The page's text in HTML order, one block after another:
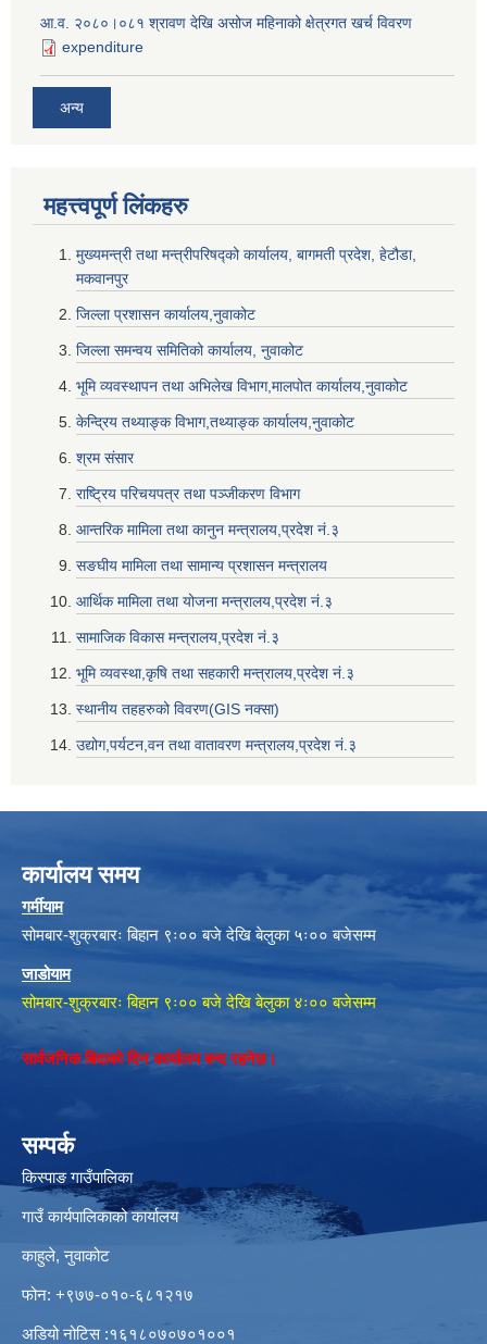
आ.व. २०८०।०८१ श्रावण देखि असोज महिनाको क्षेत्रगत खर्च विवरण
expenditure
अन्य
महत्त्वपूर्ण लि‌ंकहरु
मुख्यमन्त्री तथा मन्त्रीपरिषद्को कार्यालय, बागमती प्रदेश, हेटौडा,
मकवानपुर
जिल्ला प्रशासन कार्यालय,नुवाकोट
जिल्ला समन्वय समितिको कार्यालय, नुवाकोट
भूमि व्यवस्थापन तथा अभिलेख विभाग,मालपोत कार्यालय,नुवाकोट
केन्द्रिय तथ्याङ्क विभाग,तथ्याङ्क कार्यालय,नुवाकोट
श्रम संसार
राष्ट्रिय परिचयपत्र तथा पञ्जीकरण विभाग
आन्तरिक मामिला तथा कानुन मन्त्रालय,प्रदेश नं‌‍‌‍.३
सङघीय मामिला तथा सामान्य प्रशासन मन्त्रालय
आर्थिक मामिला तथा योजना मन्त्रालय,प्रदेश नं‌‍‌‍.३
सामाजिक विकास मन्त्रालय,प्रदेश नं‌‍‌‍.३
भूमि व्यवस्था,कृषि तथा सहकारी मन्त्रालय,प्रदेश नं‌‍‌‍.३
स्थानीय तहहरुको विवरण(GIS नक्सा)
उद्योग,पर्यटन,वन तथा वातावरण मन्त्रालय,प्रदेश नं‌‍‌‍.३
कार्यालय समय
गर्मीयाम
सोमबार-शुक्रबारः बिहान ९ः०० बजे देखि बेलुका ५ः०० बजेसम्म
जाडोयाम
सोमबार-शुक्रबारः बिहान ९ः०० बजे देखि बेलुका ४ः०० बजेसम्म
सार्वजनिक बिदाको दिन कार्यालय बन्द रहनेछ।
सम्पर्क
किस्पाङ गाउँपालिका
गाउँ कार्यपालिकाको कार्यालय
काहुले‍‍, नुवाकोट
फोन: ‌+९७७-०१०-६८१२१७
अडियो नोटिस ‌‍:१६१८०७०७०१००१